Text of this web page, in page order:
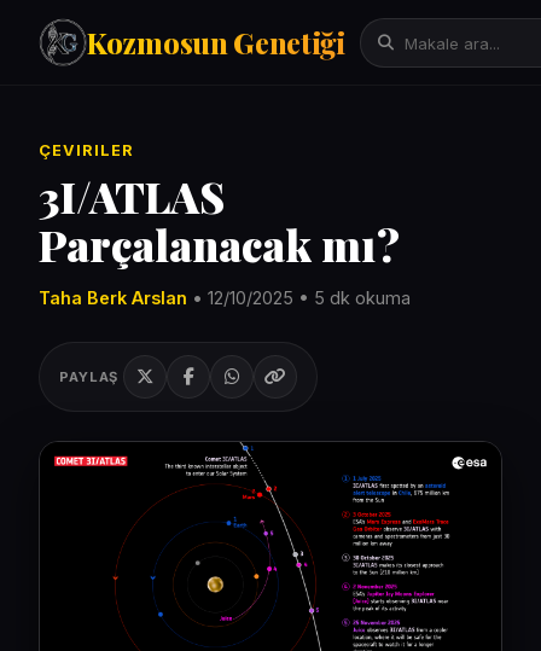
Kozmosun Genetiği
Tarih
İktisat-Ekonomi
Fizik-Astronomi
Teknoloji
Çeviriler
Bilgisayar Bilimleri/Yapay Zeka
Evrim Genetik Biyoloji
Sanat
Arama:
ÇEVIRILER
3I/ATLAS
Parçalanacak mı?
Taha Berk Arslan • 12/10/2025 • 5 dk okuma
PAYLAŞ